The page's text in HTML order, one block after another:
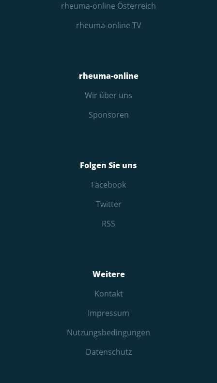
rheuma-online Österreich
rheuma-online TV
rheuma-online
Wir über uns
Sponsoren
Folgen Sie uns
Facebook
Twitter
RSS
Weitere
Kontakt
Impressum
Nutzungs­bedingungen
Datenschutz